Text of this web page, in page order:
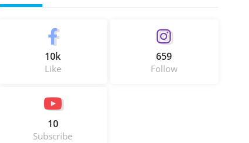
10k
Like
659
Follow
10
Subscribe